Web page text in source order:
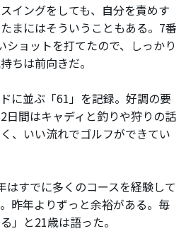
イングをしても、自分を責めす
まにはそういうこともある。7番
ショットを打てたので、しっかり
ちは前向きだ。
に並ぶ「61」を記録。好調の要
日間はキャディと釣りや狩りの話
、いい流れでゴルフができてい
すでに多くのコースを経験して
昨年よりずっと余裕がある。毎
」と21歳は語った。